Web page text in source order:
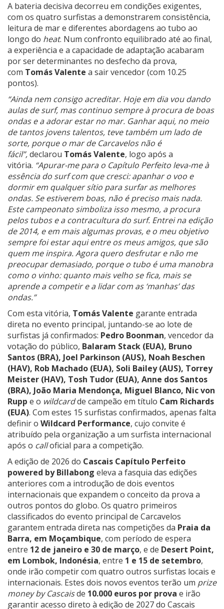
A bateria decisiva decorreu em condições exigentes,
com os quatro surfistas a demonstrarem consistência,
leitura de mar e diferentes abordagens ao tubo ao
longo do heat. Num confronto equilibrado até ao final,
a experiência e a capacidade de adaptação acabaram
por ser determinantes no desfecho da prova,
com Tomás Valente a sair vencedor (com 10.25
pontos).
“Ainda nem consigo acreditar. Hoje em dia vou dando
aulas de surf, mas continuo sempre à procura de boas
ondas e a adorar estar no mar. Ganhar aqui, no meio
de tantos jovens talentos, teve também um lado de
sorte, porque o mar de Carcavelos não é
fácil”,declarou Tomás Valente, logo após a
vitória. “Apurar-me para o Capítulo Perfeito leva-me à
essência do surf com que cresci: apanhar o voo e
dormir em qualquer sítio para surfar as melhores
ondas. Se estiverem boas, não é preciso mais nada.
Este campeonato simboliza isso mesmo, a procura
pelos tubos e a contracultura do surf. Entrei na edição
de 2014, e em mais algumas provas, e o meu objetivo
sempre foi estar aqui entre os meus amigos, que são
quem me inspira. Agora quero desfrutar e não me
preocupar demasiado, porque o tubo é uma manobra
como o vinho: quanto mais velho se fica, mais se
aprende a competir e a lidar com as ‘manhas’ das
ondas.”
Com esta vitória, Tomás Valente garante entrada
direta no evento principal, juntando-se ao lote de
surfistas já confirmados: Pedro Boonman, vencedor da
votação do público, Balaram Stack (EUA), Bruno
Santos (BRA), Joel Parkinson (AUS), Noah Beschen
(HAV), Rob Machado (EUA), Soli Bailey (AUS), Torrey
Meister (HAV), Tosh Tudor (EUA), Anne dos Santos
(BRA), João Maria Mendonça, Miguel Blanco, Nic von
Rupp e o wildcardde campeão em título Cam Richards
(EUA). Com estes 15 surfistas confirmados, apenas falta
definir o Wildcard Performance, cujo convite é
atribuído pela organização a um surfista internacional
após o calloficial para a competição.
A edição de 2026 do Cascais Capítulo Perfeito
powered by Billabong eleva a fasquia das edições
anteriores com a introdução de dois eventos
internacionais que expandem o conceito da prova a
outros pontos do globo. Os quatro primeiros
classificados do evento principal de Carcavelos
garantem entrada direta nas competições da Praia da
Barra, em Moçambique, com período de espera
entre 12 de janeiro e 30 de março, e de Desert Point,
em Lombok, Indonésia, entre 1 e 15 de setembro,
onde irão competir com quatro outros surfistas locais e
internacionais. Estes dois novos eventos terão um prize
money by Cascaisde 10.000 euros por prova e irão
garantir acesso direto à edição de 2027 do Cascais